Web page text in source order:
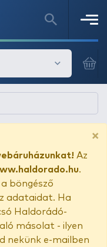
×
Az
.
böngésző
adataidat. Ha
Haldorádó-
másolat - ilyen
nekünk e-mailben